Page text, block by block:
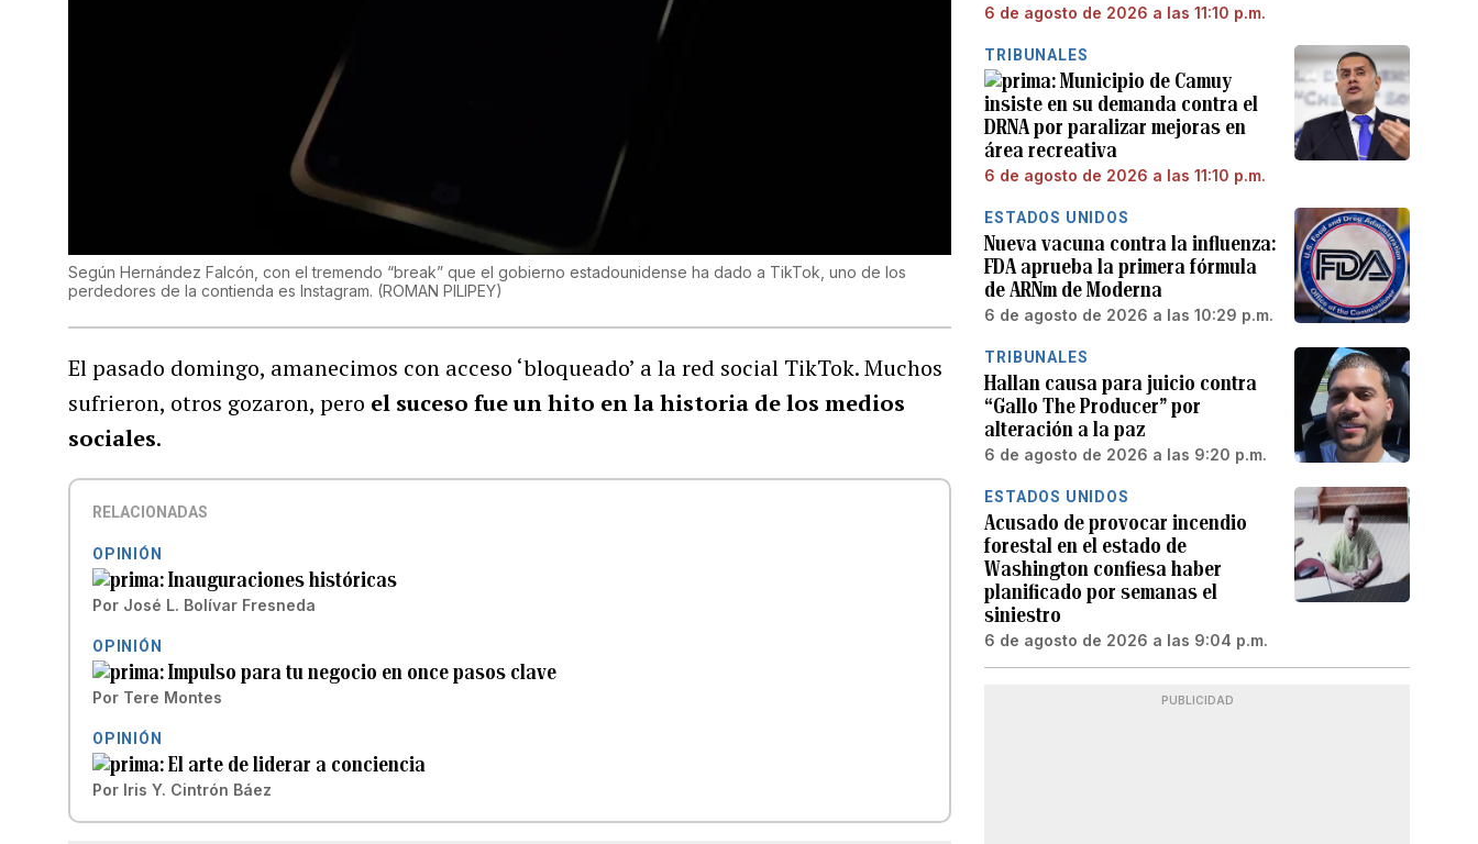
Según Hernández Falcón, con el tremendo “break” que el gobierno estadounidense ha dado a TikTok, uno de los
perdedores de la contienda es Instagram. (ROMAN PILIPEY)
El pasado domingo, amanecimos con acceso ‘bloqueado’ a la red social TikTok. Muchos
sufrieron, otros gozaron, pero el suceso fue un hito en la historia de los medios
sociales.
RELACIONADAS
OPINIÓN
Inauguraciones históricas
Por José L. Bolívar Fresneda
OPINIÓN
Impulso para tu negocio en once pasos clave
Por Tere Montes
OPINIÓN
El arte de liderar a conciencia
Por Iris Y. Cintrón Báez
6 de agosto de 2026 a las 11:10 p.m.
TRIBUNALES
Municipio de Camuy
insiste en su demanda contra el
DRNA por paralizar mejoras en
área recreativa
6 de agosto de 2026 a las 11:10 p.m.
ESTADOS UNIDOS
Nueva vacuna contra la influenza:
FDA aprueba la primera fórmula
de ARNm de Moderna
6 de agosto de 2026 a las 10:29 p.m.
TRIBUNALES
Hallan causa para juicio contra
“Gallo The Producer” por
alteración a la paz
6 de agosto de 2026 a las 9:20 p.m.
ESTADOS UNIDOS
Acusado de provocar incendio
forestal en el estado de
Washington confiesa haber
planificado por semanas el
siniestro
6 de agosto de 2026 a las 9:04 p.m.
PUBLICIDAD